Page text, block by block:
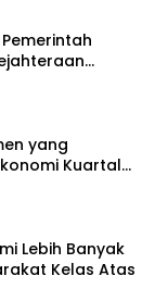
Pemerintah
yang
Kuartal
Lebih Banyak
Kelas Atas